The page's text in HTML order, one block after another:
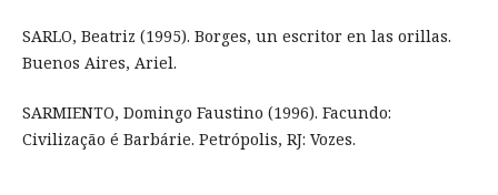
SARLO, Beatriz (1995). Borges, un escritor en las orillas.
Buenos Aires, Ariel.
SARMIENTO, Domingo Faustino (1996). Facundo:
Civilização é Barbárie. Petrópolis, RJ: Vozes.